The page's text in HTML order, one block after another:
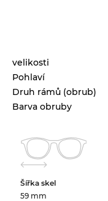
velikosti
Pohlaví
Druh rámů (obrub)
Barva obruby
Šířka skel
59 mm